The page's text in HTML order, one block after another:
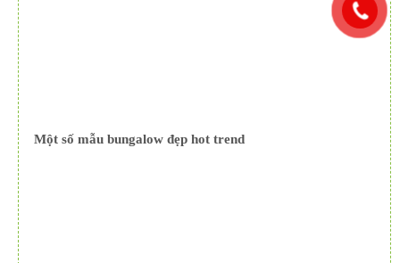
Một số mẫu bungalow đẹp hot trend